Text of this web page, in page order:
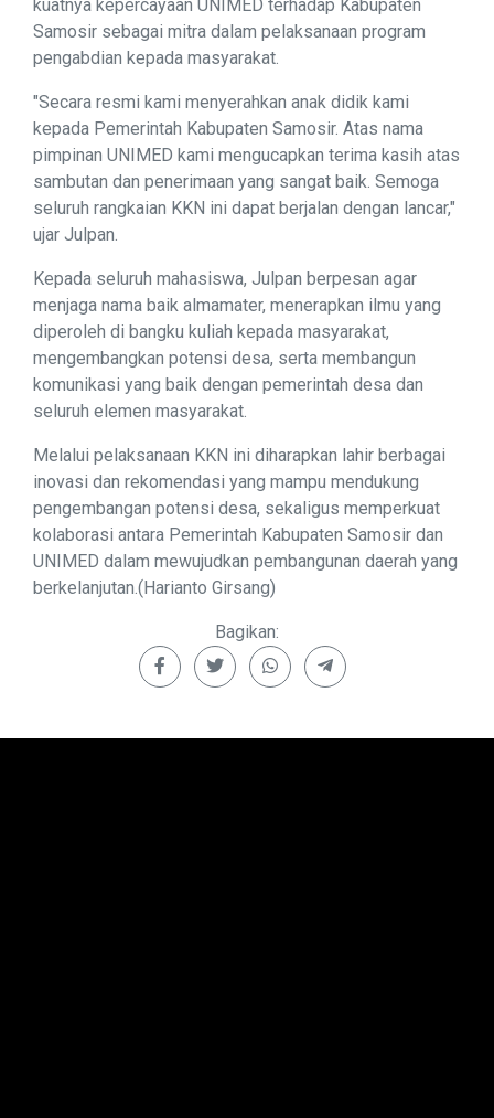
kuatnya kepercayaan UNIMED terhadap Kabupaten
Samosir sebagai mitra dalam pelaksanaan program
pengabdian kepada masyarakat.
"Secara resmi kami menyerahkan anak didik kami
kepada Pemerintah Kabupaten Samosir. Atas nama
pimpinan UNIMED kami mengucapkan terima kasih atas
sambutan dan penerimaan yang sangat baik. Semoga
seluruh rangkaian KKN ini dapat berjalan dengan lancar,"
ujar Julpan.
Kepada seluruh mahasiswa, Julpan berpesan agar
menjaga nama baik almamater, menerapkan ilmu yang
diperoleh di bangku kuliah kepada masyarakat,
mengembangkan potensi desa, serta membangun
komunikasi yang baik dengan pemerintah desa dan
seluruh elemen masyarakat.
Melalui pelaksanaan KKN ini diharapkan lahir berbagai
inovasi dan rekomendasi yang mampu mendukung
pengembangan potensi desa, sekaligus memperkuat
kolaborasi antara Pemerintah Kabupaten Samosir dan
UNIMED dalam mewujudkan pembangunan daerah yang
berkelanjutan.(Harianto Girsang)
Bagikan: